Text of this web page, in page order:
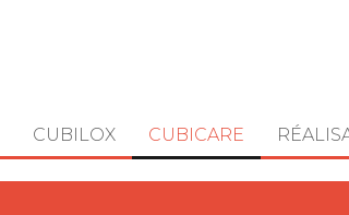
CUBILOX CUBICARE